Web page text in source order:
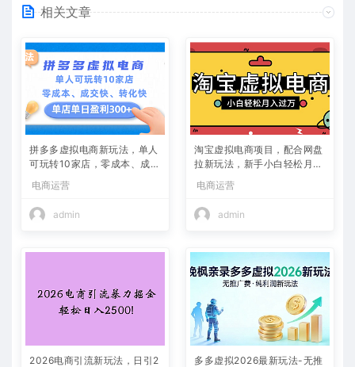
相关文章
拼多多虚拟电商新玩法，单人
可玩转10家店，零成本、成交
快、转化快，单店单日可盈利
300+
电商运营
admin
淘宝虚拟电商项目，配合网盘
拉新玩法，新手小白轻松月入
过万，外面收费1980的项
目！
电商运营
admin
2026电商引流新玩法，日引2
多多虚拟2026最新玩法-无推